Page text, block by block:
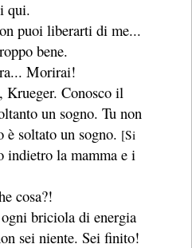
qui.
puoi liberarti di me...
bene.
Morirai!
Krueger. Conosco il
un sogno. Tu non
è soltato un sogno. [Si
indietro la mamma e i
cosa?!
briciola di energia
sei niente. Sei finito!